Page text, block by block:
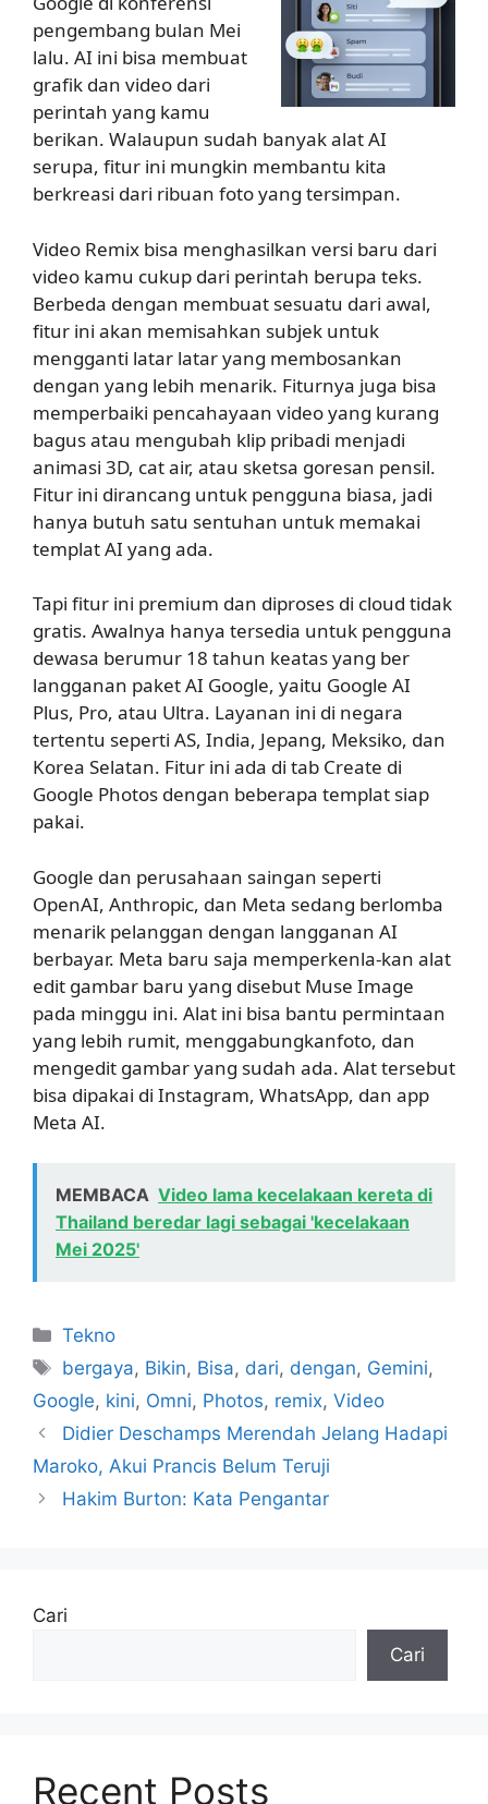
pengembang bulan Mei
lalu. AI ini bisa membuat
grafik dan video dari
perintah yang kamu
berikan. Walaupun sudah banyak alat AI
serupa, fitur ini mungkin membantu kita
berkreasi dari ribuan foto yang tersimpan.
Video Remix bisa menghasilkan versi baru dari
video kamu cukup dari perintah berupa teks.
Berbeda dengan membuat sesuatu dari awal,
fitur ini akan memisahkan subjek untuk
mengganti latar latar yang membosankan
dengan yang lebih menarik. Fiturnya juga bisa
memperbaiki pencahayaan video yang kurang
bagus atau mengubah klip pribadi menjadi
animasi 3D, cat air, atau sketsa goresan pensil.
Fitur ini dirancang untuk pengguna biasa, jadi
hanya butuh satu sentuhan untuk memakai
templat AI yang ada.
Tapi fitur ini premium dan diproses di cloud tidak
gratis. Awalnya hanya tersedia untuk pengguna
dewasa berumur 18 tahun keatas yang ber
langganan paket AI Google, yaitu Google AI
Plus, Pro, atau Ultra. Layanan ini di negara
tertentu seperti AS, India, Jepang, Meksiko, dan
Korea Selatan. Fitur ini ada di tab Create di
Google Photos dengan beberapa templat siap
pakai.
Google dan perusahaan saingan seperti
OpenAI, Anthropic, dan Meta sedang berlomba
menarik pelanggan dengan langganan AI
berbayar. Meta baru saja memperkenla-kan alat
edit gambar baru yang disebut Muse Image
pada minggu ini. Alat ini bisa bantu permintaan
yang lebih rumit, menggabungkanfoto, dan
mengedit gambar yang sudah ada. Alat tersebut
bisa dipakai di Instagram, WhatsApp, dan app
Meta AI.
MEMBACA Video lama kecelakaan kereta di
Thailand beredar lagi sebagai 'kecelakaan
Mei 2025'
Kategori
Tekno
Tag
bergaya, Bikin, Bisa, dari, dengan, Gemini,
Google, kini, Omni, Photos, remix, Video
Didier Deschamps Merendah Jelang Hadapi
Maroko, Akui Prancis Belum Teruji
Hakim Burton: Kata Pengantar
Cari
Cari
Recent Posts